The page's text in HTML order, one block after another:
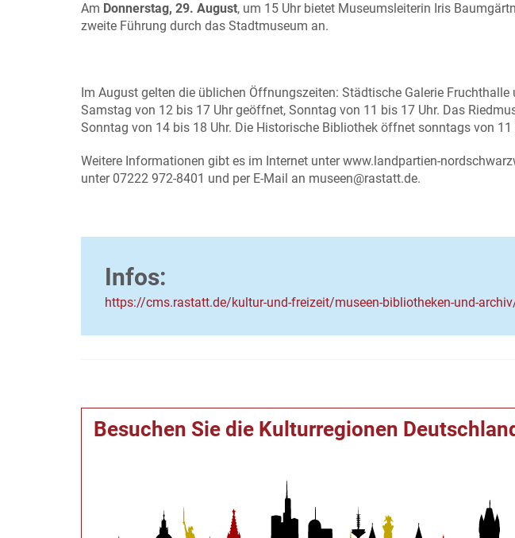
Am Donnerstag, 29. August, um 15 Uhr bietet Museumsleiterin Iris
zweite Führung durch das Stadtmuseum an.
Im August gelten die üblichen Öffnungszeiten: Städtische Galerie
Samstag von 12 bis 17 Uhr geöffnet, Sonntag von 11 bis 17 Uhr. Das
Sonntag von 14 bis 18 Uhr. Die Historische Bibliothek öffnet sonntags von 11
Weitere Informationen gibt es im Internet unter www.landpartien-
unter 07222 972-8401 und per E-Mail an museen@rastatt.de.
Infos:
https://cms.rastatt.de/kultur-und-freizeit/museen-bibliotheken-und-
Besuchen Sie die Kulturregionen